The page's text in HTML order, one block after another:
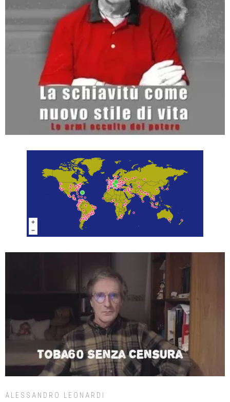
ALESSANDRO LEONARDI